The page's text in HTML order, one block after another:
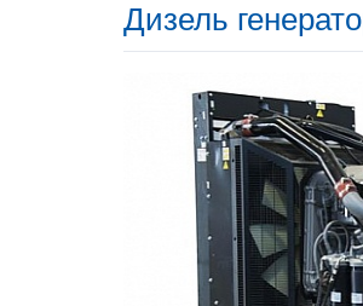
Дизель